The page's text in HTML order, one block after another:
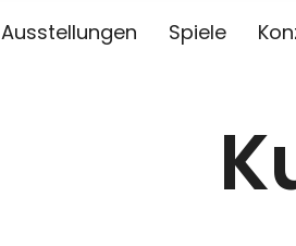
Ausstellungen Spiele